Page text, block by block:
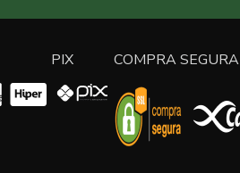
PIX COMPRA SEGURA